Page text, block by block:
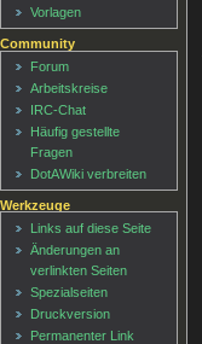
Vorlagen
Community
Forum
Arbeitskreise
IRC-Chat
Häufig gestellte
Fragen
DotAWiki verbreiten
Werkzeuge
Links auf diese Seite
Änderungen an
verlinkten Seiten
Spezialseiten
Druckversion
Permanenter Link